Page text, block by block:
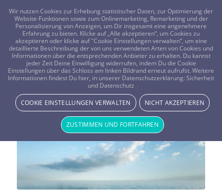
FRAGEN? KOSTENLOS ANRUFEN: 0800-8478266
Die Götter des Olymp – Poseidon
Wir nutzen Cookies zur Erhebung statistischer Daten, zur Optimierung der
Website-Funktionen sowie zum Onlinemarketing, Remarketing und der
Personalisierung von Anzeigen, um Dir insgesamt eine angenehmere
Erfahrung zu bieten. Klicke auf „Alle akzeptieren“, um Cookies zu
akzeptieren oder klicke auf "Cookie Einstellungen verwalten“, um eine
detaillierte Beschreibung der von uns verwendeten Arten von Cookies und
Informationen über die entsprechenden Anbieter zu erhalten. Du kannst
jeder Zeit Deine Einwilligung widerrufen, indem Du die Cookie
Einstellungen über das Schloss am linken Bildrand erneut aufrufst. Weitere
Informationen findest Du hier, in unserer Datenschutzerklärung: Sicherheit
und Datenschutz
COOKIE EINSTELLUNGEN VERWALTEN NICHT AKZEPTIEREN
ZUSTIMMEN UND FORTFAHREN